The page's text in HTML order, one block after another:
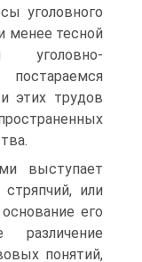
уголовного
менее тесной
этих трудов
выступает
или
его
различение
понятий,